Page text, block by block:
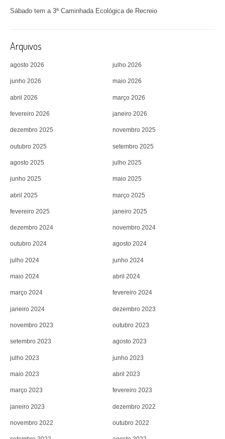
Sábado tem a 3ª Caminhada Ecológica de Recreio
Arquivos
agosto 2026 julho 2026
junho 2026 maio 2026
abril 2026 março 2026
fevereiro 2026 janeiro 2026
dezembro 2025 novembro 2025
outubro 2025 setembro 2025
agosto 2025 julho 2025
junho 2025 maio 2025
abril 2025 março 2025
fevereiro 2025 janeiro 2025
dezembro 2024 novembro 2024
outubro 2024 agosto 2024
julho 2024 junho 2024
maio 2024 abril 2024
março 2024 fevereiro 2024
janeiro 2024 dezembro 2023
novembro 2023 outubro 2023
setembro 2023 agosto 2023
julho 2023 junho 2023
maio 2023 abril 2023
março 2023 fevereiro 2023
janeiro 2023 dezembro 2022
novembro 2022 outubro 2022